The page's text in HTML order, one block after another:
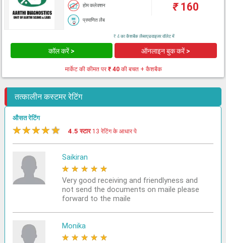
होम कलेक्शन
प्रमाणित लैब
₹160
₹ 4 का कैशबैक लैब्सएडवाइजर वॉलेट में
कॉल करें > ऑनलाइन बुक करें >
मार्केट की कीमत पर₹ 40 की बचत + कैशबैक
तत्कालीन कस्टमर रेटिंग
औसत रेटिंग
★★★★★ 4.5 स्टार 13 रेटिंग के आधार पे
Saikiran
★ ★ ★ ★ ★
Very good receiving and friendlyness and
not send the documents on maile please
forward to the maile
Monika
★ ★ ★ ★ ★